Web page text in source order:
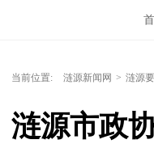
当前位置: 涟源新闻网 > 涟源
涟源市政